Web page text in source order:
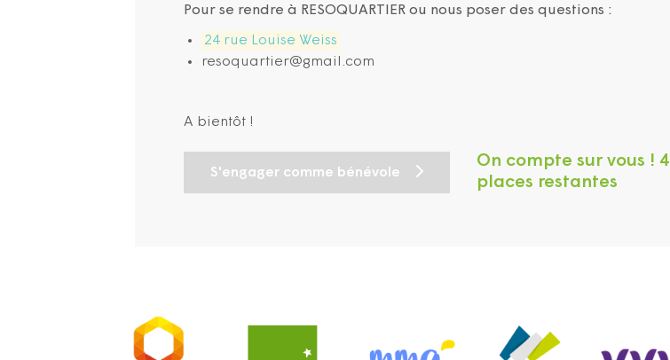
Pour se rendre à RESOQUARTIER ou nous poser des questions :
24 rue Louise Weiss
resoquartier@gmail.com
A bientôt !
S'engager comme bénévole
On compte sur vous ! 4
places restantes